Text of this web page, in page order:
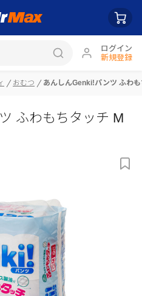
ログイン
新規登録
おむつ あんしんGenki!パンツ ふわ
ふわもちタッチ M